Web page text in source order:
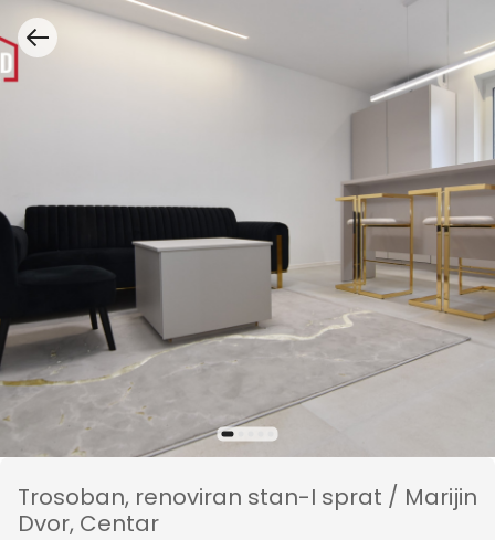
Trosoban, renoviran stan-I sprat / Marijin
Dvor, Centar